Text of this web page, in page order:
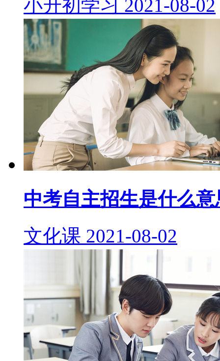
小升初学习 2021-08-02
中考自主招生是什么意
文化课 2021-08-02